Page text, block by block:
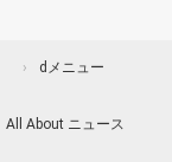
dメニュー
All About ニュース